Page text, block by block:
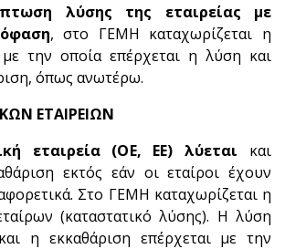
λύσης της εταιρείας με
, στο ΓΕΜΗ καταχωρίζεται η
την οποία επέρχεται η λύση και
όπως ανωτέρω.
ΕΤΑΙΡΕΙΩΝ
εταιρεία (ΟΕ, EE) λύεται
και
εκτός εάν οι εταίροι έχουν
Στο ΓΕΜΗ καταχωρίζεται η
(καταστατικό λύσης). Η λύση
η εκκαθάριση επέρχεται με την